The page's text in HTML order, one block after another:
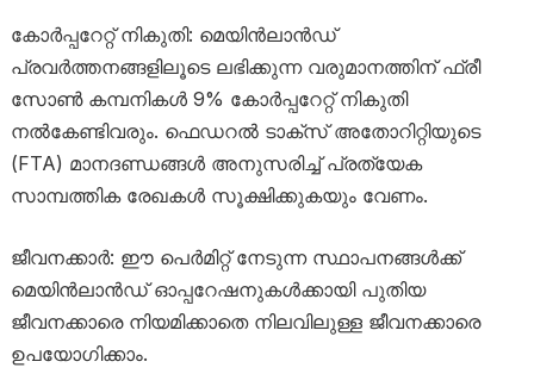
കോർപ്പറേറ്റ് നികുതി: മെയിൻലാൻഡ്
പ്രവർത്തനങ്ങളിലൂടെ ലഭിക്കുന്ന വരുമാനത്തിന് ഫ്രീ
സോൺ കമ്പനികൾ 9% കോർപ്പറേറ്റ് നികുതി
നൽകേണ്ടിവരും. ഫെഡറൽ ടാക്സ് അതോറിറ്റിയുടെ
(FTA) മാനദണ്ഡങ്ങൾ അനുസരിച്ച് പ്രത്യേക
സാമ്പത്തിക രേഖകൾ സൂക്ഷിക്കുകയും വേണം.
ജീവനക്കാർ: ഈ പെർമിറ്റ് നേടുന്ന സ്ഥാപനങ്ങൾക്ക്
മെയിൻലാൻഡ് ഓപ്പറേഷനുകൾക്കായി പുതിയ
ജീവനക്കാരെ നിയമിക്കാതെ നിലവിലുള്ള ജീവനക്കാരെ
ഉപയോഗിക്കാം.